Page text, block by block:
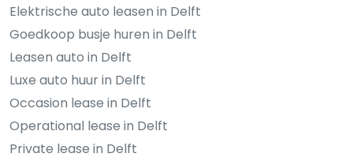
Elektrische auto leasen in Delft
Goedkoop busje huren in Delft
Leasen auto in Delft
Luxe auto huur in Delft
Occasion lease in Delft
Operational lease in Delft
Private lease in Delft